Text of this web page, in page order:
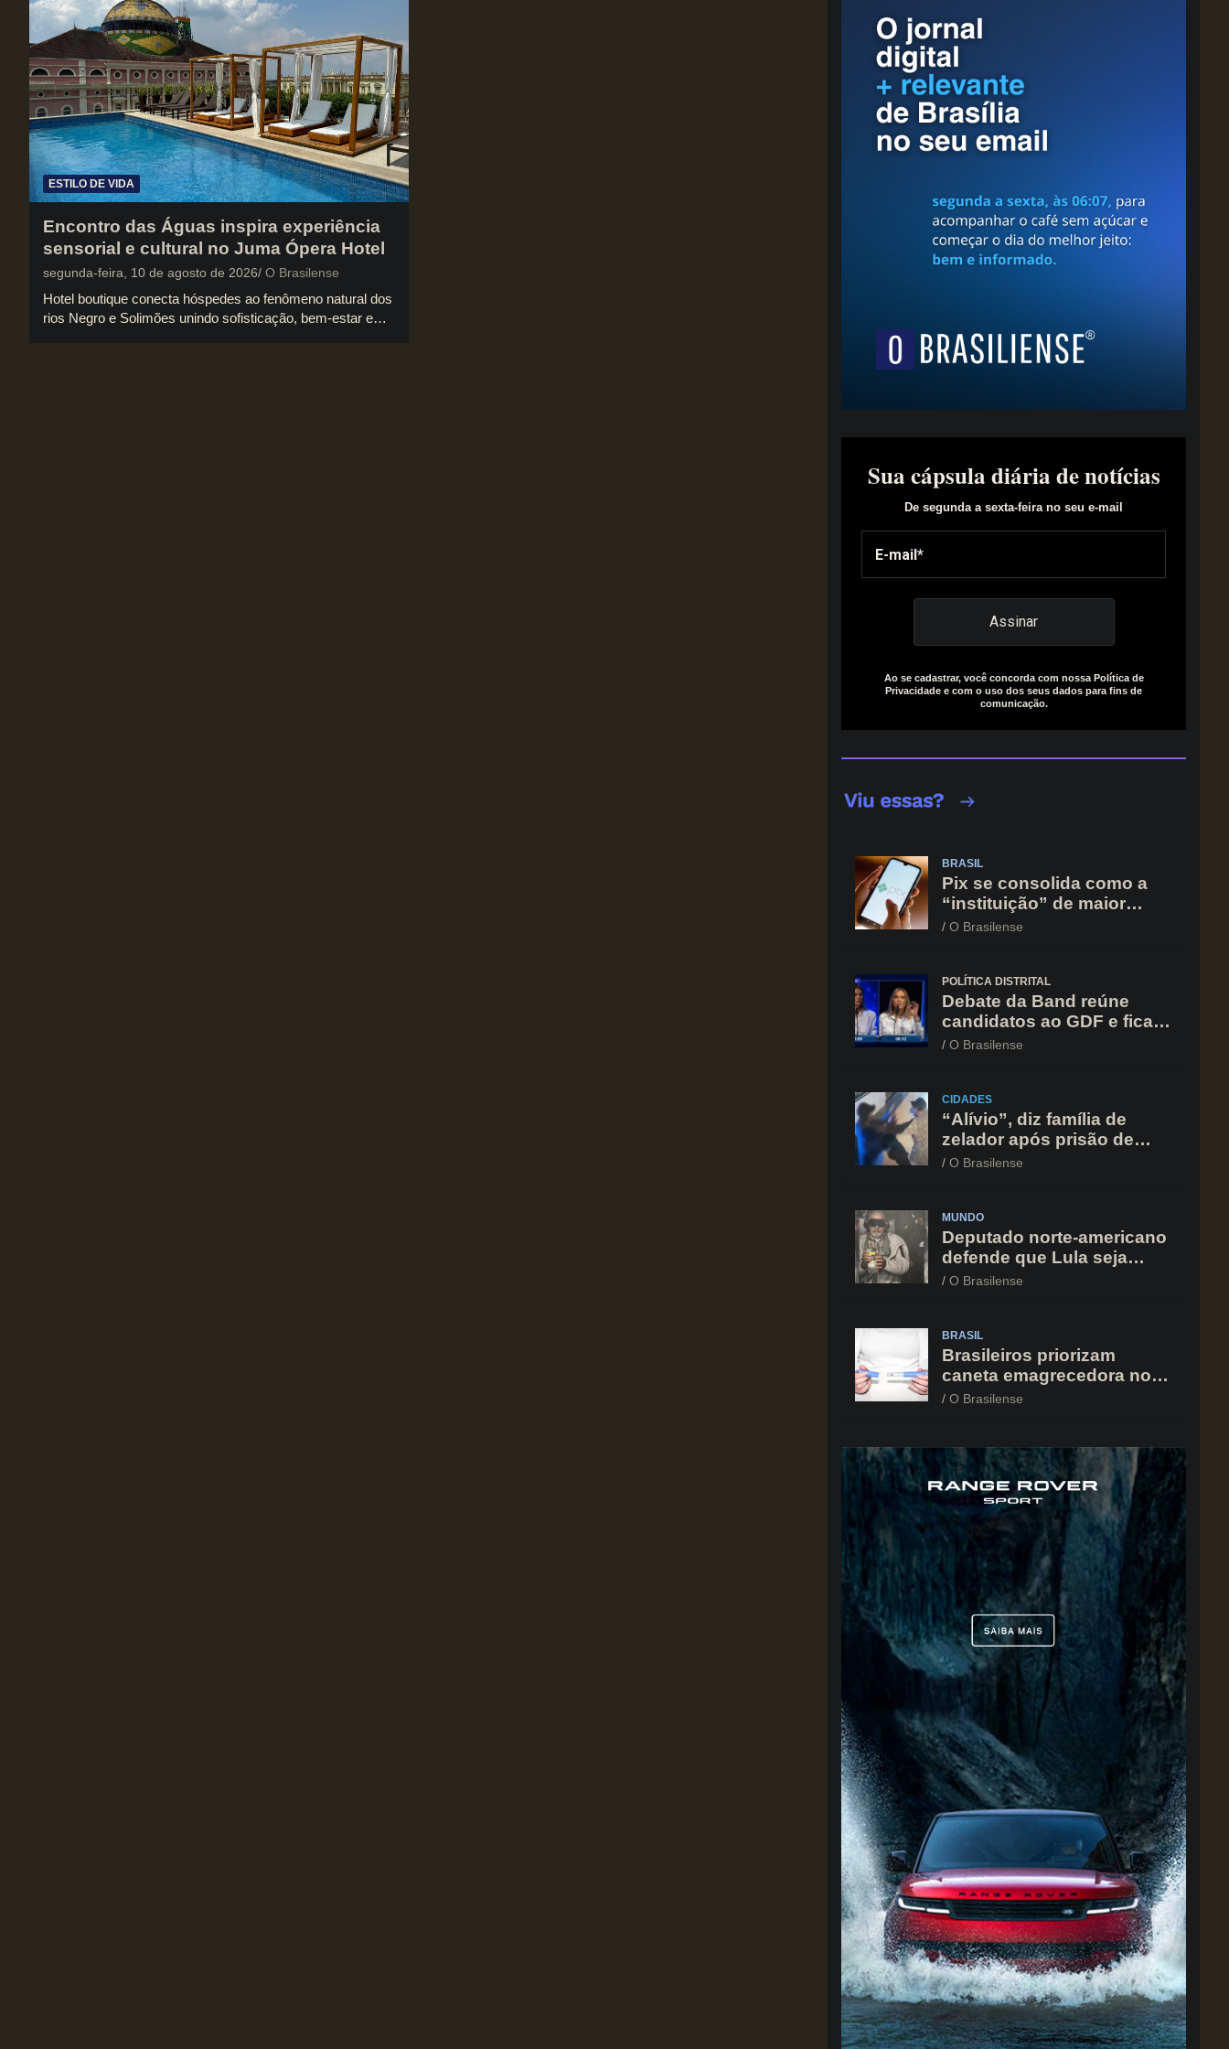
ESTILO DE VIDA
Encontro das Águas inspira experiência
sensorial e cultural no Juma Ópera Hotel
segunda-feira, 10 de agosto de 2026 O Brasilense
Hotel boutique conecta hóspedes ao fenômeno natural dos
rios Negro e Solimões unindo sofisticação, bem-estar e…
Sua cápsula diária de notícias
De segunda a sexta-feira no seu e-mail
Ao se cadastrar, você concorda com nossa Política de
Privacidade e com o uso dos seus dados para fins de
comunicação.
BRASIL
Pix se consolida como a
“instituição” de maior
confiança do brasileiro,
O Brasilense
POLÍTICA DISTRITAL
Debate da Band reúne
candidatos ao GDF e fica
marcado por ofensiva
O Brasilense
CIDADES
“Alívio”, diz família de
zelador após prisão de
suspeito de agressão na
O Brasilense
MUNDO
Deputado norte-americano
defende que Lula seja
capturado assim como
O Brasilense
BRASIL
Brasileiros priorizam
caneta emagrecedora no
orçamento mesmo em
O Brasilense